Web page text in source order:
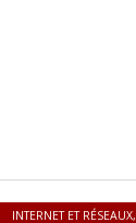
INTERNET ET RÉSEAUX,